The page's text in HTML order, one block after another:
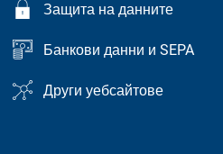
Защита на данните
Банкови данни и SEPA
Други уебсайтове